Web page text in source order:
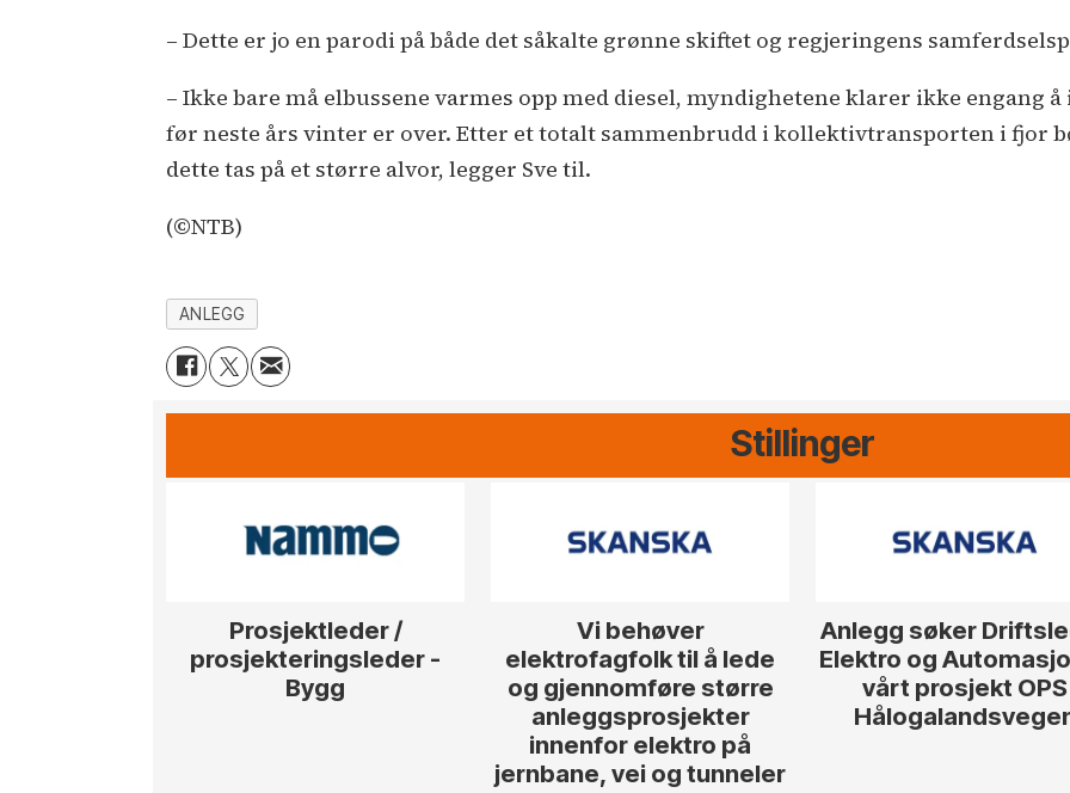
– Dette er jo en parodi på både det såkalte grønne skiftet og regjeringens
– Ikke bare må elbussene varmes opp med diesel, myndighetene klarer ikke engang
før neste års vinter er over. Etter et totalt sammenbrudd i kollektivtransporten i fjor
dette tas på et større alvor, legger Sve til.
(©NTB)
ANLEGG
Stillinger
Prosjektleder /
prosjekteringsleder -
Bygg
Vi behøver
elektrofagfolk til å lede
og gjennomføre større
anleggsprosjekter
innenfor elektro på
jernbane, vei og tunneler
Anlegg søker
Elektro og
vårt prosjekt OPS